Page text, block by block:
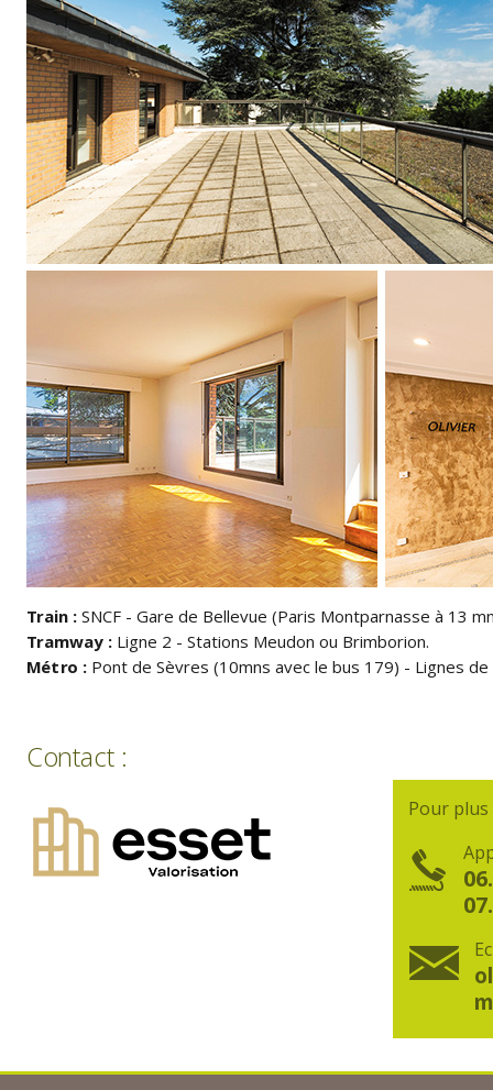
Train : SNCF - Gare de Bellevue (Paris Montparnasse à 13
Tramway : Ligne 2 - Stations Meudon ou Brimborion.
Métro : Pont de Sèvres (10mns avec le bus 179) - Lignes
Contact :
Pour